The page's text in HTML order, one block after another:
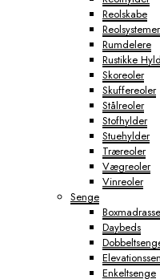
Reolskabe
Reolsystemer
Rumdelere
Rustikke
Skoreoler
Skuffereoler
Stålreoler
Stofhylder
Stuehylder
Træreoler
Vægreoler
Vinreoler
Senge
Daybeds
Enkeltsenge